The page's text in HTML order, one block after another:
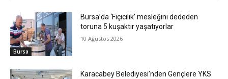
Bursa
Bursa’da ‘Fıçıcılık’ mesleğini dededen
toruna 5 kuşaktır yaşatıyorlar
10 Ağustos 2026
Karacabey Belediyesi’nden Gençlere YKS